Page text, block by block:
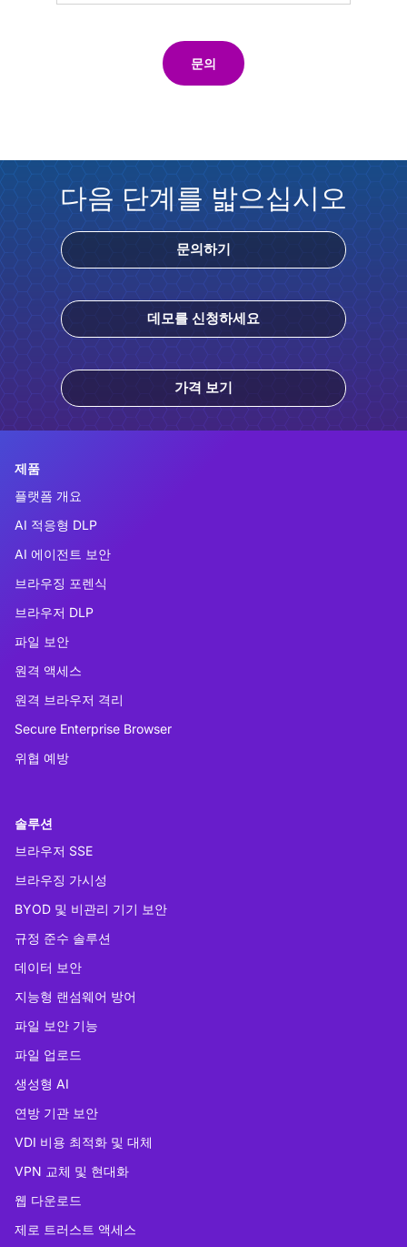
문의
다음 단계를 밟으십시오
문의하기
데모를 신청하세요
가격 보기
제품
플랫폼 개요
AI 적응형 DLP
AI 에이전트 보안
브라우징 포렌식
브라우저 DLP
파일 보안
원격 액세스
원격 브라우저 격리
Secure Enterprise Browser
위협 예방
솔루션
브라우저 SSE
브라우징 가시성
BYOD 및 비관리 기기 보안
규정 준수 솔루션
데이터 보안
지능형 랜섬웨어 방어
파일 보안 기능
파일 업로드
생성형 AI
연방 기관 보안
VDI 비용 최적화 및 대체
VPN 교체 및 현대화
웹 다운로드
제로 트러스트 액세스